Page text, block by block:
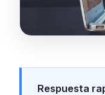
Respuesta